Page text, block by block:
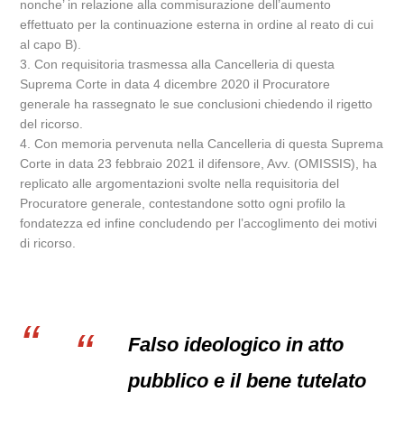
nonche’ in relazione alla commisurazione dell’aumento
effettuato per la continuazione esterna in ordine al reato di cui
al capo B).
3. Con requisitoria trasmessa alla Cancelleria di questa
Suprema Corte in data 4 dicembre 2020 il Procuratore
generale ha rassegnato le sue conclusioni chiedendo il rigetto
del ricorso.
4. Con memoria pervenuta nella Cancelleria di questa Suprema
Corte in data 23 febbraio 2021 il difensore, Avv. (OMISSIS), ha
replicato alle argomentazioni svolte nella requisitoria del
Procuratore generale, contestandone sotto ogni profilo la
fondatezza ed infine concludendo per l’accoglimento dei motivi
di ricorso.
Falso ideologico in atto
pubblico e il bene tutelato